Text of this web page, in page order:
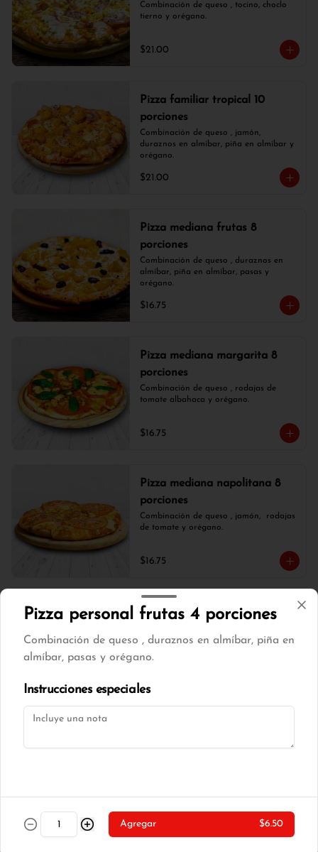
Combinación de queso , tocino, choclo
tierno y orégano.
$21.00
Pizza familiar tropical 10
porciones
Combinación de queso , jamón,
duraznos en almíbar, piña en almíbar y
orégano.
$21.00
Pizza mediana frutas 8
porciones
Combinación de queso , duraznos en
almíbar, piña en almíbar, pasas y
orégano.
$16.75
Pizza mediana margarita 8
porciones
Combinación de queso , rodajas de
tomate albahaca y orégano.
$16.75
Pizza mediana napolitana 8
porciones
Combinación de queso , jamón,  rodajas
de tomate y orégano.
$16.75
Pizza mediana tocino 8
Combinación de queso , tocino, cebolla
blanca, champiñones y orégano.
$17.00
Pizza personal frutas 4 porciones
Combinación de queso , duraznos en almíbar, piña en
almíbar, pasas y orégano.
Instrucciones especiales
Agregar $6.50